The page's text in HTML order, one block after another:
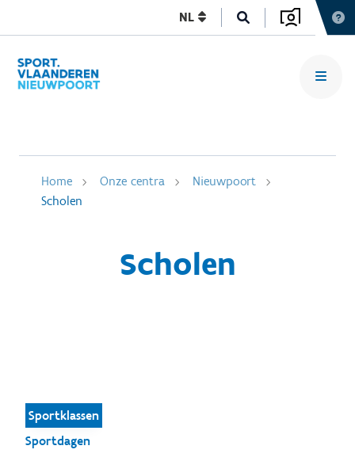
NL
Home Onze centra
Nieuwpoort
Scholen
Scholen
Sportklassen
Sportdagen